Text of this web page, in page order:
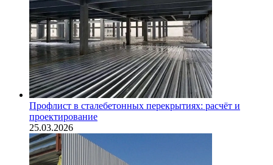
Профлист в сталебетонных перекрытиях: расчёт и
проектирование
25.03.2026